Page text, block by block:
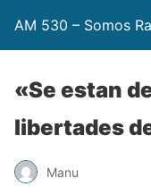
AM 530 – Somos
«Se estan
libertades
Manu